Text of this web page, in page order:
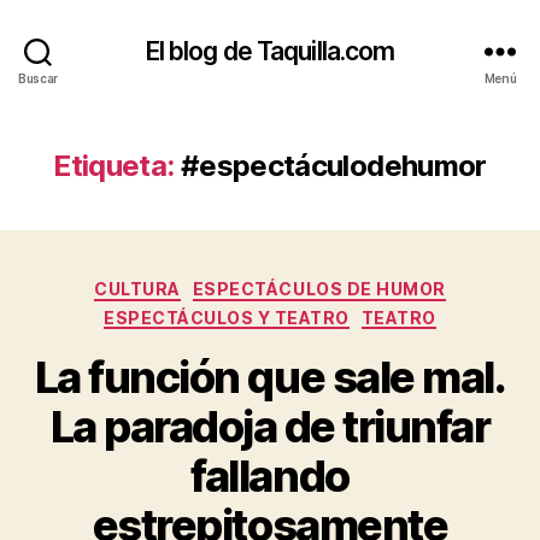
Buscar
El blog de Taquilla.com
Menú
Etiqueta: #espectáculodehumor
Categorías
CULTURA
ESPECTÁCULOS DE HUMOR
ESPECTÁCULOS Y TEATRO
TEATRO
La función que sale mal.
La paradoja de triunfar
fallando
estrepitosamente